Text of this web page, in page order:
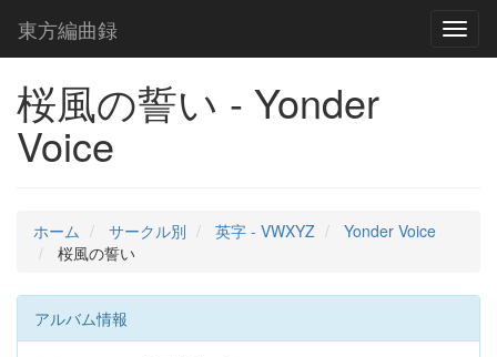
東方編曲録
桜風の誓い - Yonder
Voice
ホーム サークル別 英字 - VWXYZ
Yonder Voice
桜風の誓い
アルバム情報